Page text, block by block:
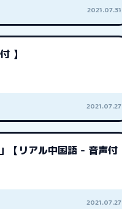
2021.07.31
】
2021.07.27
【リアル中国語 - 音声付
2021.07.27